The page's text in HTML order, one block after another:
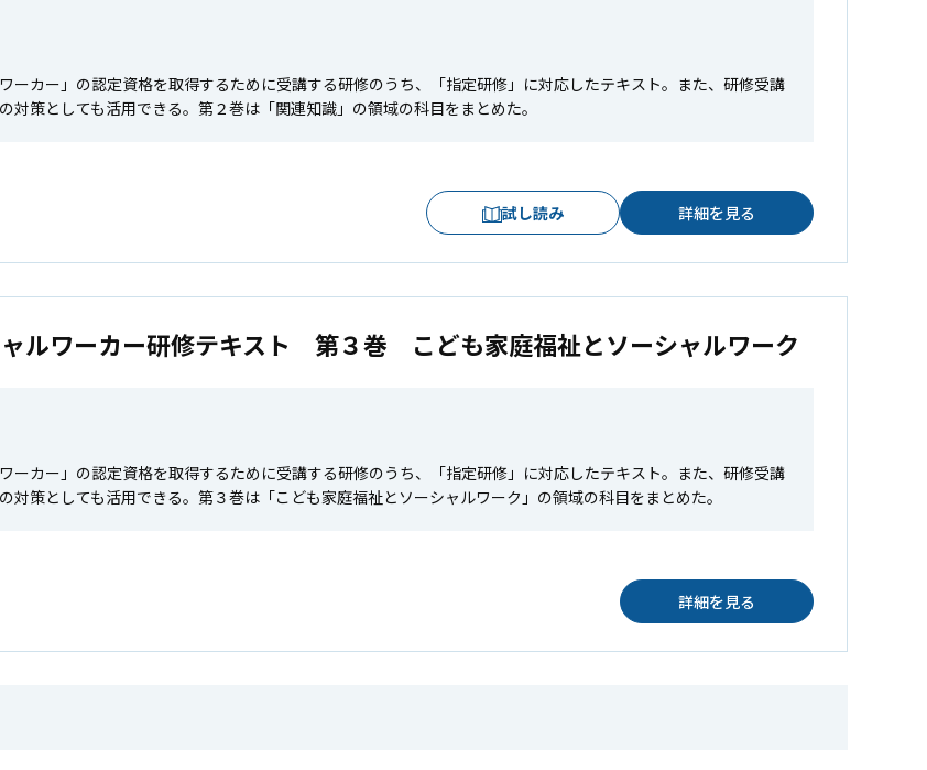
ーカー」の認定資格を取得するために受講する研修のうち、「指定研修」に対応したテキスト。また、研修受講
対策としても活用できる。第２巻は「関連知識」の領域の科目をまとめた。
試し読み 詳細を見る
ルワーカー研修テキスト 第３巻 こども家庭福祉とソーシャルワーク
ーカー」の認定資格を取得するために受講する研修のうち、「指定研修」に対応したテキスト。また、研修受講
対策としても活用できる。第３巻は「こども家庭福祉とソーシャルワーク」の領域の科目をまとめた。
詳細を見る